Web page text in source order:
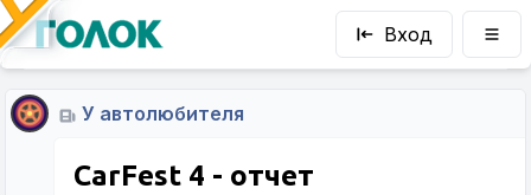
Вход
У автолюбителя
CarFest 4 - отчет